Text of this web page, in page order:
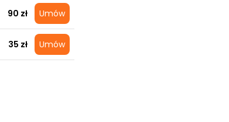
90 zł Umów
35 zł Umów